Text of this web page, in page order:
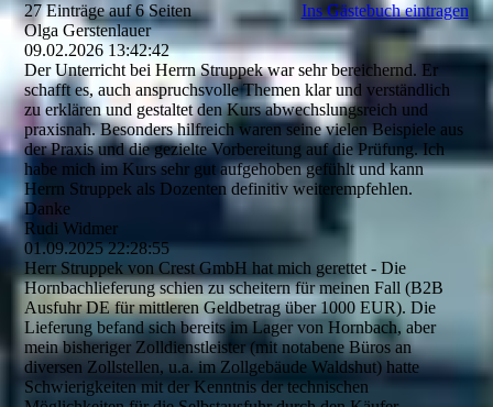
27 Einträge auf 6 Seiten
Ins Gästebuch eintragen
Olga Gerstenlauer
09.02.2026 13:42:42
Der Unterricht bei Herrn Struppek war sehr bereichernd. Er
schafft es, auch anspruchsvolle Themen klar und verständlich
zu erklären und gestaltet den Kurs abwechslungsreich und
praxisnah. Besonders hilfreich waren seine vielen Beispiele aus
der Praxis und die gezielte Vorbereitung auf die Prüfung. Ich
habe mich im Kurs sehr gut aufgehoben gefühlt und kann
Herrn Struppek als Dozenten definitiv weiterempfehlen.
Danke
Rudi Widmer
01.09.2025 22:28:55
Herr Struppek von Crest GmbH hat mich gerettet - Die
Hornbachlieferung schien zu scheitern für meinen Fall (B2B
Ausfuhr DE für mittleren Geldbetrag über 1000 EUR). Die
Lieferung befand sich bereits im Lager von Hornbach, aber
mein bisheriger Zolldienstleister (mit notabene Büros an
diversen Zollstellen, u.a. im Zollgebäude Waldshut) hatte
Schwierigkeiten mit der Kenntnis der technischen